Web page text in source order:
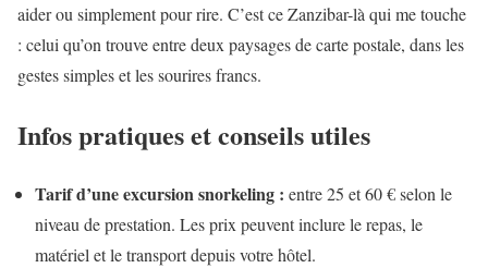
aider ou simplement pour rire. C’est ce Zanzibar-là qui me touche
: celui qu’on trouve entre deux paysages de carte postale, dans les
gestes simples et les sourires francs.
Infos pratiques et conseils utiles
Tarif d’une excursion snorkeling : entre 25 et 60 € selon le
niveau de prestation. Les prix peuvent inclure le repas, le
matériel et le transport depuis votre hôtel.